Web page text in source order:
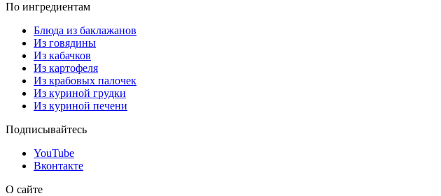
По ингредиентам
Блюда из баклажанов
Из говядины
Из кабачков
Из картофеля
Из крабовых палочек
Из куриной грудки
Из куриной печени
Подписывайтесь
YouTube
Вконтакте
О сайте